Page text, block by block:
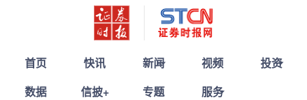
首页 快讯 新闻 视频
投资
数据
信披+ 专题 服务